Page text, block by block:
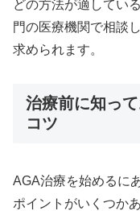
どの方法が適してい
門の医療機関で相談
求められます。
治療前に知っ
コツ
AGA治療を始めるに
ポイントがいくつか